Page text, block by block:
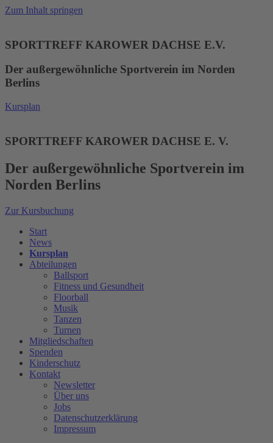
Zum Inhalt springen
SPORTTREFF KAROWER DACHSE E.V.
Der außergewöhnliche Sportverein im Norden
Berlins
Kursplan
SPORTTREFF KAROWER DACHSE E. V.
Der außergewöhnliche Sportverein im
Norden Berlins
Zur Kursbuchung
Start
News
Kursplan
Abteilungen
Ballsport
Fitness und Gesundheit
Floorball
Musik
Tanzen
Turnen
Mitgliedschaften
Spenden
Kinderschutz
Kontakt
Newsletter
Über uns
Jobs
Datenschutzerklärung
Impressum